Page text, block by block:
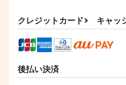
クレジットカード キャッ
後払い決済